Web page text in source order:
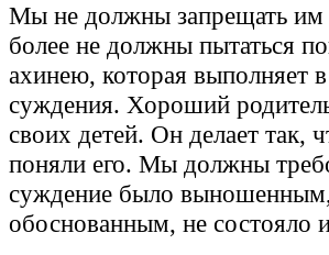
Мы не должны запрещать им
более не должны пытаться
ахинею, которая выполняет
суждения. Хороший
своих детей. Он делает так,
поняли его. Мы должны
суждение было
обоснованным, не состояло